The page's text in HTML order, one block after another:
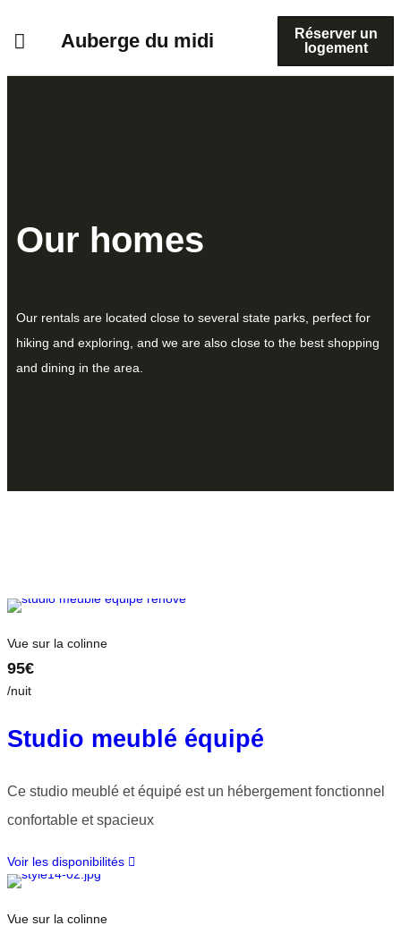
Auberge du midi
Réserver un
logement
Our homes
Our rentals are located close to several state parks, perfect for
hiking and exploring, and we are also close to the best shopping
and dining in the area.
Vue sur la colinne
95€
/nuit
Studio meublé équipé
Ce studio meublé et équipé est un hébergement fonctionnel
confortable et spacieux
Voir les disponibilités
Vue sur la colinne